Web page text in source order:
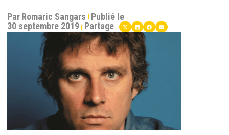
ParRomaric Sangars Publié le
30 septembre 2019 Partage